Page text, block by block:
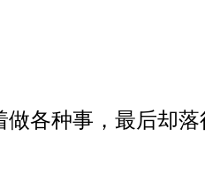
各种事，最后却